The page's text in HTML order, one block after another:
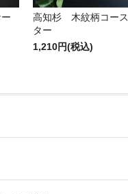
高知杉 木紋柄コース
ター
1,210円(税込)